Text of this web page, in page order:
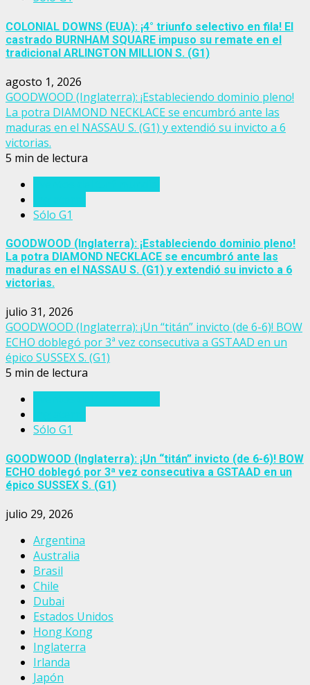
COLONIAL DOWNS (EUA): ¡4° triunfo selectivo en fila! El
castrado BURNHAM SQUARE impuso su remate en el
tradicional ARLINGTON MILLION S. (G1)
agosto 1, 2026
GOODWOOD (Inglaterra): ¡Estableciendo dominio pleno!
La potra DIAMOND NECKLACE se encumbró ante las
maduras en el NASSAU S. (G1) y extendió su invicto a 6
victorias.
5 min de lectura
Sólo G1
GOODWOOD (Inglaterra): ¡Estableciendo dominio pleno!
La potra DIAMOND NECKLACE se encumbró ante las
maduras en el NASSAU S. (G1) y extendió su invicto a 6
victorias.
julio 31, 2026
GOODWOOD (Inglaterra): ¡Un “titán” invicto (de 6-6)! BOW
ECHO doblegó por 3ª vez consecutiva a GSTAAD en un
épico SUSSEX S. (G1)
5 min de lectura
Sólo G1
GOODWOOD (Inglaterra): ¡Un “titán” invicto (de 6-6)! BOW
ECHO doblegó por 3ª vez consecutiva a GSTAAD en un
épico SUSSEX S. (G1)
julio 29, 2026
Argentina
Australia
Brasil
Chile
Dubai
Estados Unidos
Hong Kong
Inglaterra
Irlanda
Japón